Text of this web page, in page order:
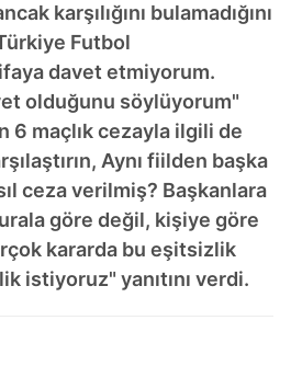
karşılığını bulamadığını
Futbol
davet etmiyorum.
olduğunu söylüyorum"
6 maçlık cezayla ilgili de
Aynı fiilden başka
ceza verilmiş? Başkanlara
göre değil, kişiye göre
kararda bu eşitsizlik
istiyoruz" yanıtını verdi.